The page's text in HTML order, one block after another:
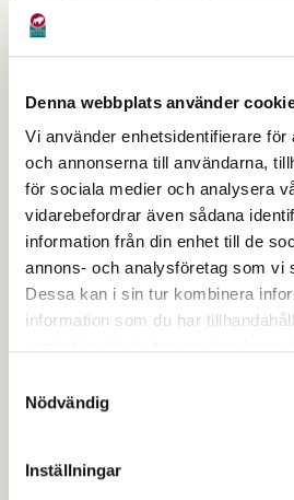
Denna webbplats använder
Vi använder enhetsidentifierare för
och annonserna till användarna,
för sociala medier och analysera
vidarebefordrar även sådana
information från din enhet till de
annons- och analysföretag som vi
Dessa kan i sin tur kombinera
information som du har
Nödvändig
Inställningar
kontaktas i första hand via
telefonnummer: 0226-580 00.
information om hur du skriver
hittar du på
Almi
Almi är en statlig organisation
kontor, som erbjuder
GävleDala AB har sitt
Almi bedriver också IFS
bakgrund.